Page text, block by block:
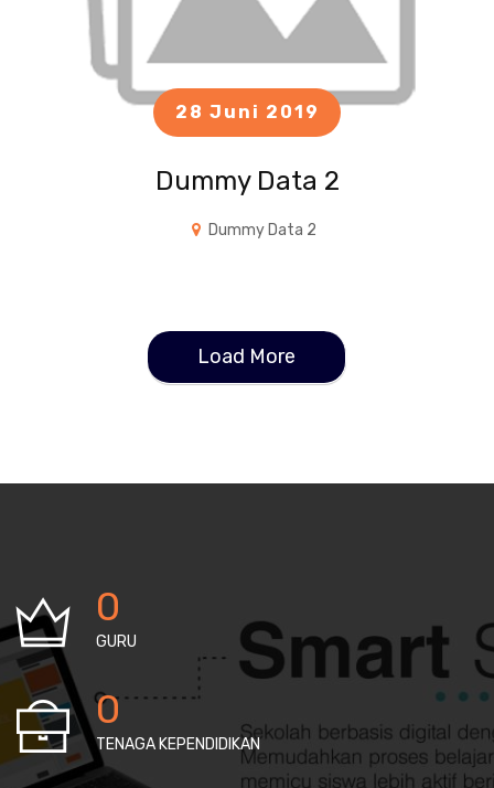
28 Juni 2019
Dummy Data 2
Dummy Data 2
Load More
0
GURU
0
TENAGA KEPENDIDIKAN